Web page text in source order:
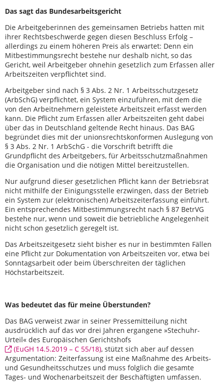
Das sagt das Bundesarbeitsgericht
Die Arbeitgeberinnen des gemeinsamen Betriebs hatten mit
ihrer Rechtsbeschwerde gegen diesen Beschluss Erfolg –
allerdings zu einem höheren Preis als erwartet: Denn ein
Mitbestimmungsrecht bestehe nur deshalb nicht, so das
Gericht, weil Arbeitgeber ohnehin gesetzlich zum Erfassen aller
Arbeitszeiten verpflichtet sind.
Arbeitgeber sind nach § 3 Abs. 2 Nr. 1 Arbeitsschutzgesetz
(ArbSchG) verpflichtet, ein System einzuführen, mit dem die
von den Arbeitnehmern geleistete Arbeitszeit erfasst werden
kann. Die Pflicht zum Erfassen aller Arbeitszeiten geht dabei
über das in Deutschland geltende Recht hinaus. Das BAG
begründet dies mit der unionsrechtskonformen Auslegung von
§ 3 Abs. 2 Nr. 1 ArbSchG - die Vorschrift betrifft die
Grundpflicht des Arbeitgebers, für Arbeitsschutzmaßnahmen
die Organisation und die nötigen Mittel bereitzustellen.
Nur aufgrund dieser gesetzlichen Pflicht kann der Betriebsrat
nicht mithilfe der Einigungsstelle erzwingen, dass der Betrieb
ein System zur (elektronischen) Arbeitszeiterfassung einführt.
Ein entsprechendes Mitbestimmungsrecht nach § 87 BetrVG
bestehe nur, wenn und soweit die betriebliche Angelegenheit
nicht schon gesetzlich geregelt ist.
Das Arbeitszeitgesetz sieht bisher es nur in bestimmten Fällen
eine Pflicht zur Dokumentation von Arbeitszeiten vor, etwa bei
Sonntagsarbeit oder beim Überschreiten der täglichen
Höchstarbeitszeit.
Was bedeutet das für meine Überstunden?
Das BAG verweist zwar in seiner Pressemitteilung nicht
ausdrücklich auf das vor drei Jahren ergangene »Stechuhr-
Urteil« des Europäischen Gerichtshofs
(EuGH 14.5.2019 – C 55/18), stützt sich aber auf dessen
Argumentation: Zeiterfassung ist eine Maßnahme des Arbeits-
und Gesundheitsschutzes und muss folglich die gesamte
Tages- und Wochenarbeitszeit der Beschäftigten umfassen.